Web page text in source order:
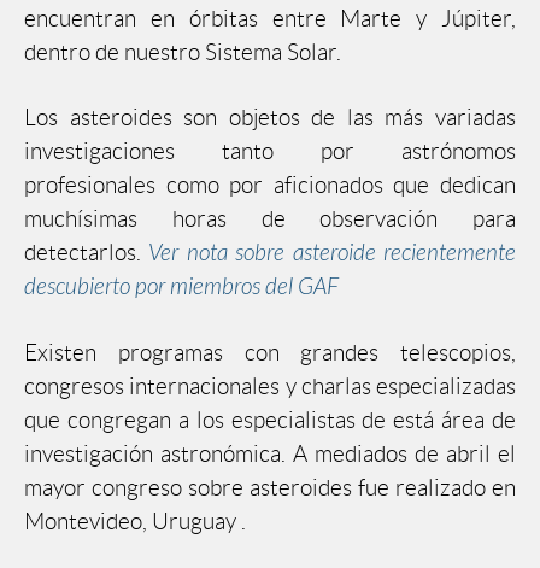
encuentran en órbitas entre Marte y Júpiter,
dentro de nuestro Sistema Solar.
Los asteroides son objetos de las más variadas
investigaciones tanto por astrónomos
profesionales como por aficionados que dedican
muchísimas horas de observación para
detectarlos. Ver nota sobre asteroide recientemente
descubierto por miembros del GAF
Existen programas con grandes telescopios,
congresos internacionales y charlas especializadas
que congregan a los especialistas de está área de
investigación astronómica. A mediados de abril el
mayor congreso sobre asteroides fue realizado en
Montevideo, Uruguay .